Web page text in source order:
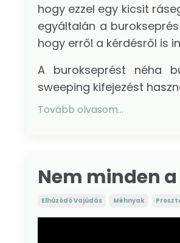
hogy ezzel egy kicsit
egyáltalán a
hogy erről a kérdésről is
A burokseprést néha
sweeping kifejezést
Tovább olvasom...
Nem minden
Elhúzódó Vajúdás Méhnyak